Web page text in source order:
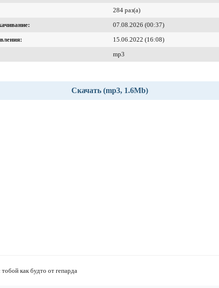
284 раз(а)
07.08.2026 (00:37)
15.06.2022 (16:08)
mp3
Скачать (mp3, 1.6Mb)
как будто от гепарда